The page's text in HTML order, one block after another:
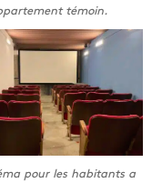
témoin.
pour les habitants a